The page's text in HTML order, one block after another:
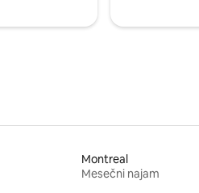
Montreal
Mesečni najam